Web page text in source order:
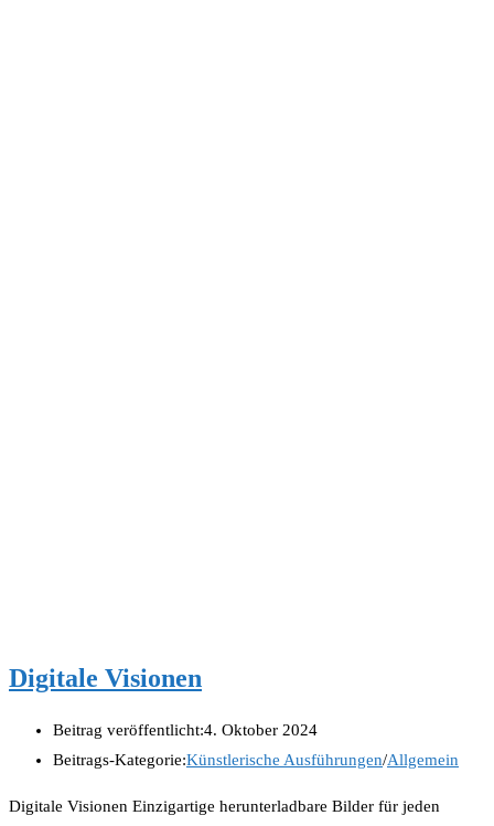
Digitale Visionen
Beitrag veröffentlicht:4. Oktober 2024
Beitrags-Kategorie:Künstlerische Ausführungen/Allgemein
Digitale Visionen Einzigartige herunterladbare Bilder für jeden